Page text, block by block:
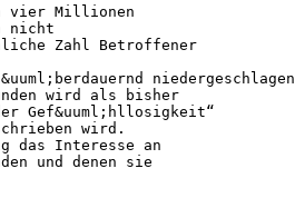
vier Millionen
nicht
Zahl Betroffener
niedergeschlagen
wird als bisher
Gef&uuml;hllosigkeit“
wird.
das Interesse an
und denen sie